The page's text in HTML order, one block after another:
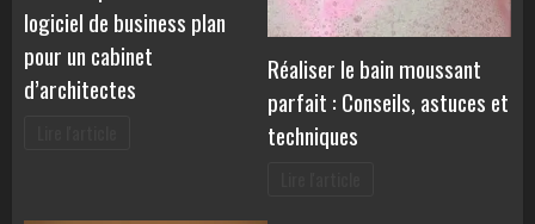
logiciel de business plan
pour un cabinet
d’architectes
Réaliser le bain moussant
parfait : Conseils, astuces et
techniques